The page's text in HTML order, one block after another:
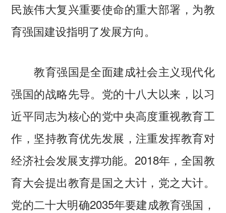
民族伟大复兴重要使命的重大部署，为教
育强国建设指明了发展方向。
教育强国是全面建成社会主义现代化
强国的战略先导。党的十八大以来，以习
近平同志为核心的党中央高度重视教育工
作，坚持教育优先发展，注重发挥教育对
经济社会发展支撑功能。2018年，全国教
育大会提出教育是国之大计，党之大计。
党的二十大明确2035年要建成教育强国，